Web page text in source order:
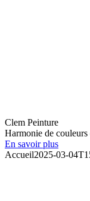
Clem Peinture
Harmonie de couleurs
En savoir plus
Accueil2025-03-